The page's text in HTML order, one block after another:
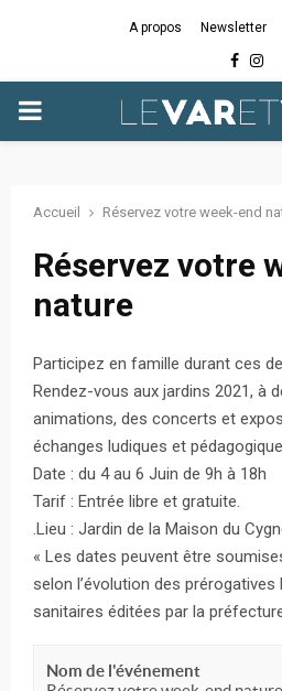
A propos Newsletter
PRIMARY
Accueil Réservez votre week-end
Réservez votre
nature
Participez en famille durant ces
Rendez-vous aux jardins 2021, à
animations, des concerts et
échanges ludiques et
Date : du 4 au 6 Juin de 9h à 18h
Tarif : Entrée libre et gratuite.
.Lieu : Jardin de la Maison du
« Les dates peuvent être
selon l’évolution des prérogatives
sanitaires éditées par la
Nom de l'événement